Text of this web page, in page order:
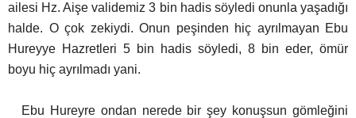
ailesi Hz. Aişe validemiz 3 bin hadis söyledi onunla yaşadığı
halde. O çok zekiydi. Onun peşinden hiç ayrılmayan Ebu
Hureyye Hazretleri 5 bin hadis söyledi, 8 bin eder, ömür
boyu hiç ayrılmadı yani.
Ebu Hureyre ondan nerede bir şey konuşsun gömleğini